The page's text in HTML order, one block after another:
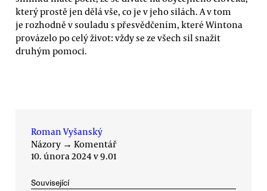
který prostě jen dělá vše, co je v jeho silách. A v tom
je rozhodně v souladu s přesvědčením, které Wintona
provázelo po celý život: vždy se ze všech sil snažit
druhým pomoci.
Roman Vyšanský
Názory → Komentář
10. února 2024 v 9.01
Související